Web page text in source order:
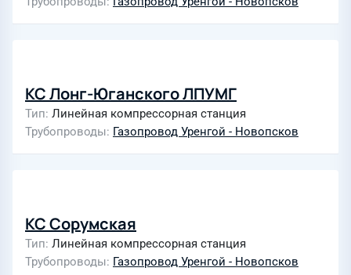
КС Лонг-Юганского ЛПУМГ
Тип Линейная компрессорная станция
Трубопроводы Газопровод Уренгой - Новопсков
КС Сорумская
Тип Линейная компрессорная станция
Трубопроводы Газопровод Уренгой - Новопсков